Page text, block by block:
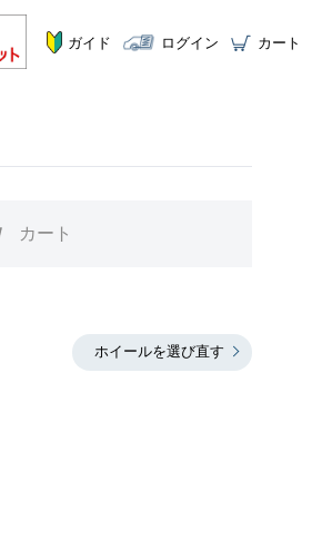
ガイド ログイン カート
カート
ホイールを選び直す